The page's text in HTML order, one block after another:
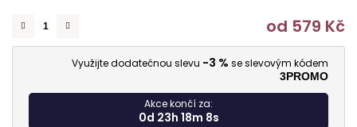
od 579 Kč
Využijte dodatečnou slevu -3 % se slevovým kódem
3PROMO
Akce končí za:
0d 23h 18m 7s